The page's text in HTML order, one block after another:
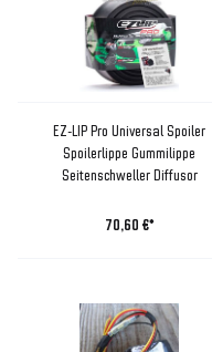
EZ-LIP Pro Universal Spoiler
Spoilerlippe Gummilippe
Seitenschweller Diffusor
70,60 €*